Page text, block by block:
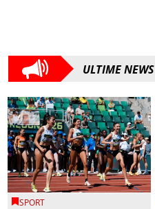
ULTIME NEWS
SPORT